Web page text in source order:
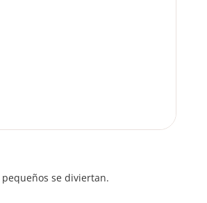
se diviertan.